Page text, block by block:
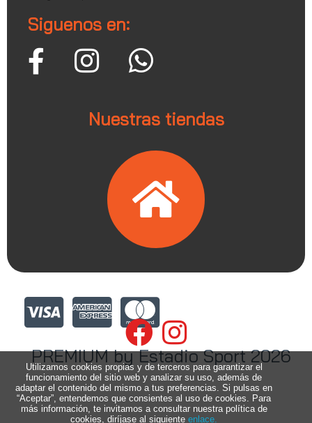
Siguenos en:
Nuestras tiendas
PREMIUM by Estadio Sport 2026
Utilizamos cookies propias y de terceros para garantizar el
funcionamiento del sitio web y analizar su uso, además de
adaptar el contenido del mismo a tus preferencias. Si pulsas en
“Aceptar”, entendemos que consientes al uso de cookies. Para
más información, te invitamos a consultar nuestra política de
cookies, diríjase al siguiente enlace.